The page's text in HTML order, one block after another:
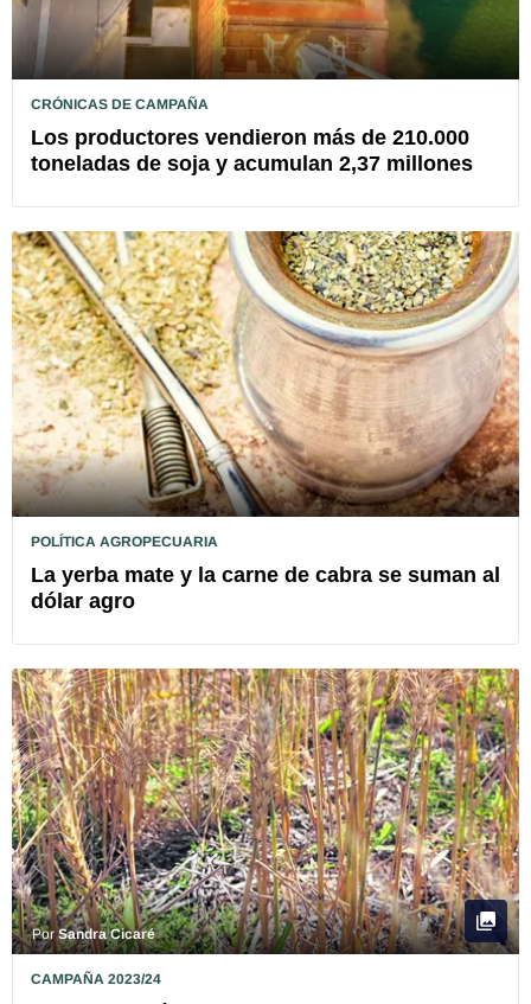
CRÓNICAS DE CAMPAÑA
Los productores vendieron más de 210.000
toneladas de soja y acumulan 2,37 millones
POLÍTICA AGROPECUARIA
La yerba mate y la carne de cabra se suman al
dólar agro
PorSandra Cicaré
CAMPAÑA 2023/24